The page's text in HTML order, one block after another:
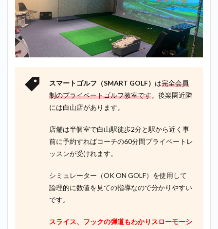
スマートゴルフ（SMART GOLF） は完全会員
制のプライベートゴルフ教室です。後楽園近隣
には白山店があります。
店舗は半個室で白山駅徒歩2分と駅から近く事
前に予約すればコーチの60分間プライベートレ
ッスンが受けれます。
シミュレーター（OK ON GOLF）を使用して
論理的に数値を見ての指導なので分かりやすい
です。
スライス、フックの弾道もわかりスローモーシ